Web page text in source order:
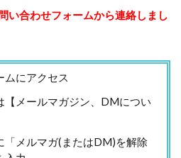
い合わせフォームから連絡しまし
ムにアクセス
【メールマガジン、DMについ
「メルマガ(またはDM)を解除